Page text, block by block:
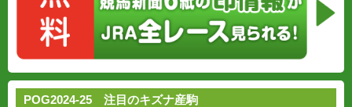
POG2024-25 注目のキズナ産駒